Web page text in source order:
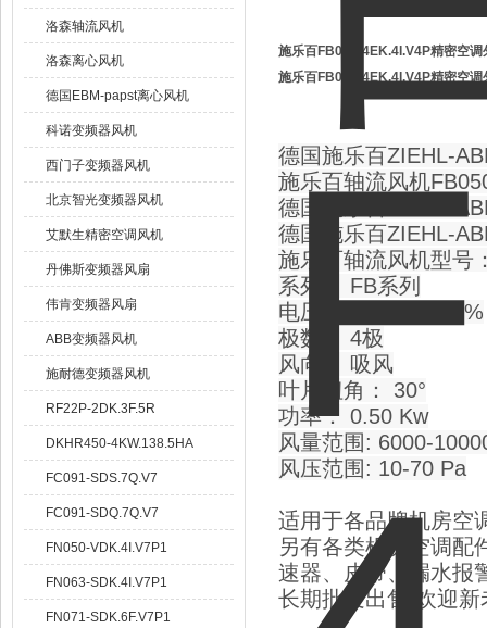
洛森轴流风机
洛森离心风机
德国EBM-papst离心风机
科诺变频器风机
西门子变频器风机
北京智光变频器风机
艾默生精密空调风机
丹佛斯变频器风扇
伟肯变频器风扇
ABB变频器风机
施耐德变频器风机
RF22P-2DK.3F.5R
DKHR450-4KW.138.5HA
FC091-SDS.7Q.V7
FC091-SDQ.7Q.V7
FN050-VDK.4I.V7P1
FN063-SDK.4I.V7P1
FN071-SDK.6F.V7P1
施乐百FB050-4EK.4I.V4P精密空调
施乐百FB050-4EK.4I.V4P精密空调
德国施乐百ZIEHL-
施乐百轴流风机
德国施乐百ZIEHL-
德国施乐百ZIEHL-
施乐百轴流风机型号
系列： FB系列
电压： 230V +/- 10%
极数： 4极
风向： 吸风
叶片扭角： 30°
功率： 0.50 Kw
风量范围: 6000-
风压范围: 10-70 Pa
适用于各品牌机房空
另有各类机房空调配
速器、皮带、漏水报
长期批发出售,欢迎